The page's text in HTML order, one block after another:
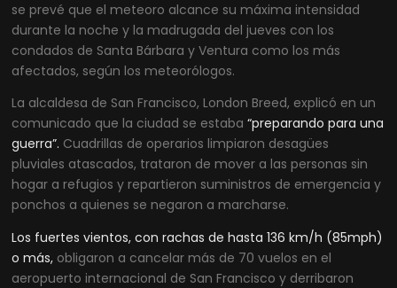
se prevé que el meteoro alcance su máxima intensidad
durante la noche y la madrugada del jueves con los
condados de Santa Bárbara y Ventura como los más
afectados, según los meteorólogos.
La alcaldesa de San Francisco, London Breed, explicó en un
comunicado que la ciudad se estaba“preparando para una
guerra”. Cuadrillas de operarios limpiaron desagües
pluviales atascados, trataron de mover a las personas sin
hogar a refugios y repartieron suministros de emergencia y
ponchos a quienes se negaron a marcharse.
Los fuertes vientos, con rachas de hasta 136 km/h (85mph)
o más, obligaron a cancelar más de 70 vuelos en el
aeropuerto internacional de San Francisco y derribaron